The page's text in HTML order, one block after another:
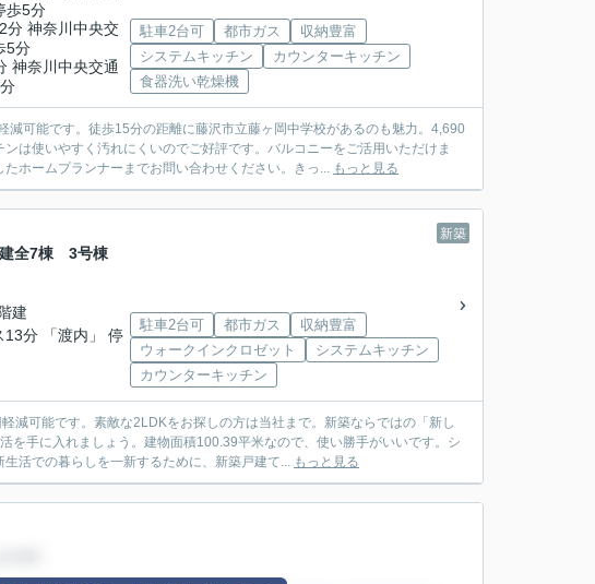
歩5分
分 神奈川中央交
5分
神奈川中央交通
駐車2台可 都市ガス
収納豊富
システムキッチン
カウンターキッチン
食器洗い乾燥機
可能です。徒歩15分の距離に藤沢市立藤ヶ岡中学校があるのも魅力。4,690
は使いやすく汚れにくいのでご好評です。バルコニーをご活用いただけま
ホームプランナーまでお問い合わせください。きっ... もっと見る
新築
全7棟 3号棟
建
13分 「渡内」 停
駐車2台可 都市ガス
収納豊富
ウォークインクロゼット
システムキッチン
カウンターキッチン
減可能です。素敵な2LDKをお探しの方は当社まで。新築ならではの「新し
を手に入れましょう。建物面積100.39平米なので、使い勝手がいいです。シ
活での暮らしを一新するために、新築戸建て... もっと見る